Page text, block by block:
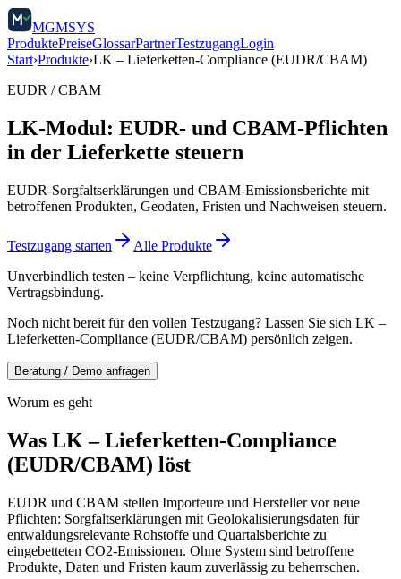
MGMSYS
ProduktePreiseGlossarPartnerTestzugangLogin
Start›Produkte›LK – Lieferketten-Compliance (EUDR/CBAM)
EUDR / CBAM
LK-Modul: EUDR- und CBAM-Pflichten
in der Lieferkette steuern
EUDR-Sorgfaltserklärungen und CBAM-Emissionsberichte mit
betroffenen Produkten, Geodaten, Fristen und Nachweisen steuern.
Testzugang starten
Alle Produkte
Unverbindlich testen – keine Verpflichtung, keine automatische
Vertragsbindung.
Noch nicht bereit für den vollen Testzugang? Lassen Sie sich LK –
Lieferketten-Compliance (EUDR/CBAM) persönlich zeigen.
Beratung / Demo anfragen
Worum es geht
Was LK – Lieferketten-Compliance
(EUDR/CBAM) löst
EUDR und CBAM stellen Importeure und Hersteller vor neue
Pflichten: Sorgfaltserklärungen mit Geolokalisierungsdaten für
entwaldungsrelevante Rohstoffe und Quartalsberichte zu
eingebetteten CO2-Emissionen. Ohne System sind betroffene
Produkte, Daten und Fristen kaum zuverlässig zu beherrschen.